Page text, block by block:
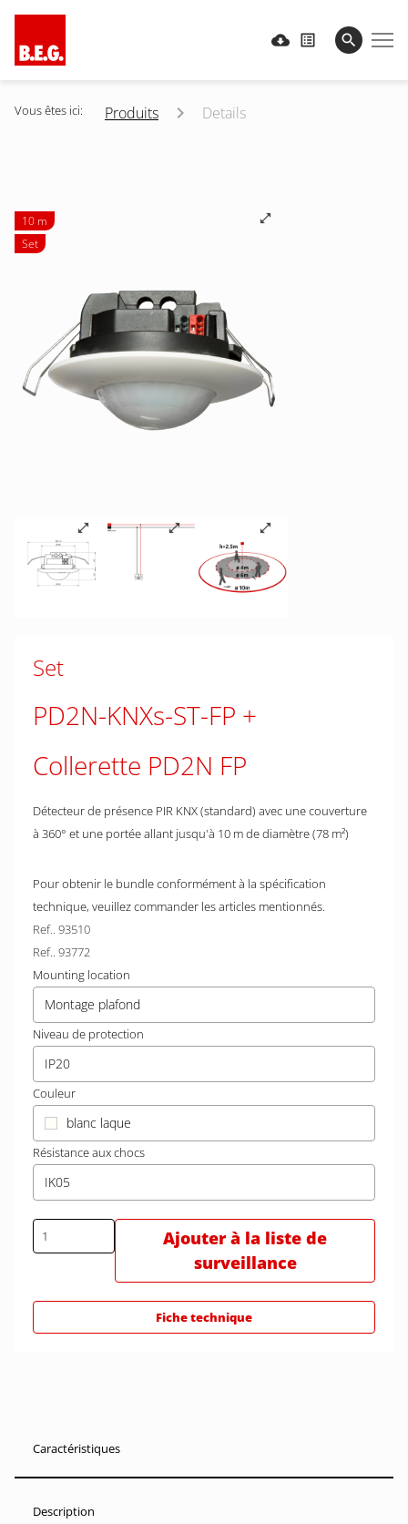
Vous êtes ici: Produits Details
10 m
Set
Set
PD2N-KNXs-ST-FP
Collerette PD2N FP
Détecteur de présence PIR KNX (standard) avec une couverture
à 360° et une portée allant jusqu'à 10 m de diamètre (78 m²)
Pour obtenir le bundle conformément à la spécification
technique, veuillez commander les articles mentionnés.
Ref.. 93510
Ref.. 93772
Mounting location
Montage plafond
Niveau de protection
IP20
Couleur
blanc laque
Résistance aux chocs
IK05
Ajouter à la liste de
surveillance
Fiche technique
Caractéristiques
Description